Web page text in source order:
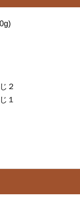
２
１